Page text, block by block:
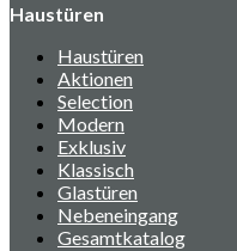
Haustüren
Haustüren
Aktionen
Selection
Modern
Exklusiv
Klassisch
Glastüren
Nebeneingang
Gesamtkatalog